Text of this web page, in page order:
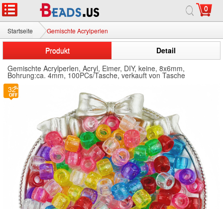
0
Startseite Gemischte Acrylperlen
Produkt
Detail
Gemischte Acrylperlen, Acryl, Eimer, DIY, keine, 8x6mm,
Bohrung:ca. 4mm, 100PCs/Tasche, verkauft von Tasche